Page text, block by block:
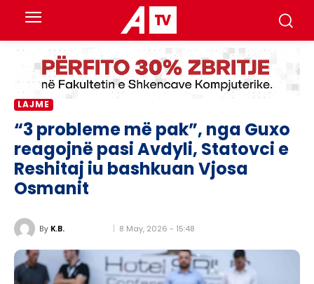
LAJME
“3 probleme më pak”, nga Guxo
reagojnë pasi Avdyli, Statovci e
Reshitaj iu bashkuan Vjosa
Osmanit
By K.B. 8 May, 2026 - 15:48